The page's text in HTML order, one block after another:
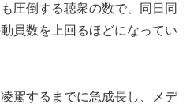
圧倒する聴衆の数で、同日同
員数を上回るほどになってい
駕するまでに急成長し、メデ